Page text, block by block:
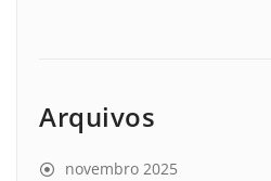
Arquivos
novembro 2025